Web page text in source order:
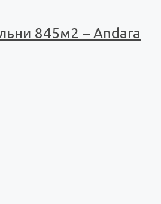
845м2 – Andara